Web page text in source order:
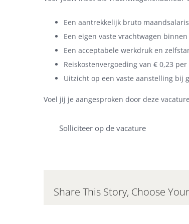
Een aantrekkelijk bruto
Een eigen vaste vrachtwagen
Een acceptabele werkdruk en
Reiskostenvergoeding van € 0,23
Uitzicht op een vaste aanstelling bij
Voel jij je aangesproken door deze
Solliciteer op de vacature
Share This Story, Choose